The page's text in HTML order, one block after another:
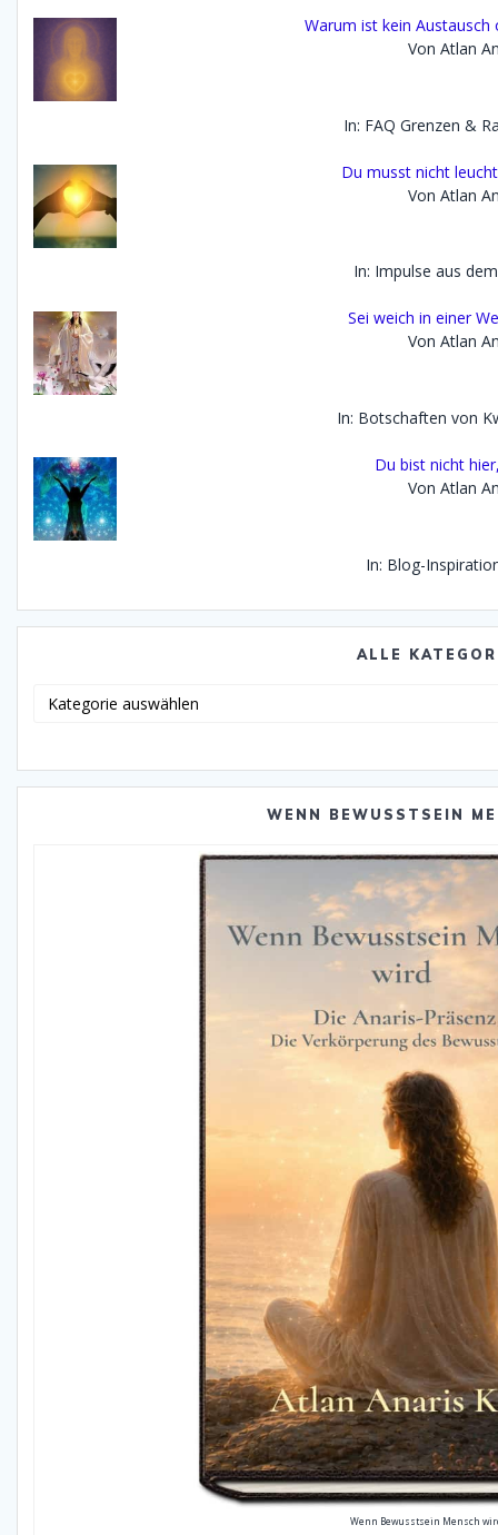
Warum ist kein
Von Atlan
In: FAQ Grenzen &
Du musst nicht
Von Atlan
In: Impulse aus
Sei weich in einer
Von Atlan
In: Botschaften von
Du bist nicht
Von Atlan
In: Blog-
ALLE
WENN BEWUSSTSEIN
Wenn Bewusstsein Mensch